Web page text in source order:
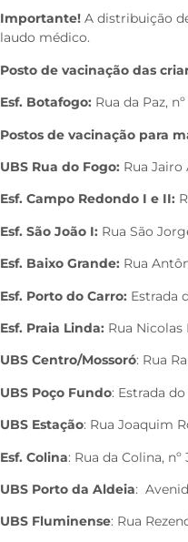
Importante! A distribuição
laudo médico.
Posto de vacinação das
Esf. Botafogo: Rua da Paz,
Postos de vacinação para
UBS Rua do Fogo: Rua Jairo
Esf. Campo Redondo I e II:
Esf. São João I: Rua São
Esf. Baixo Grande: Rua
Esf. Porto do Carro: Estrada
Esf. Praia Linda: Rua Nicolas
UBS Centro/Mossoró: Rua
UBS Poço Fundo: Estrada
UBS Estação: Rua Joaquim
Esf. Colina: Rua da Colina, nº
UBS Porto da Aldeia:
UBS Fluminense: Rua